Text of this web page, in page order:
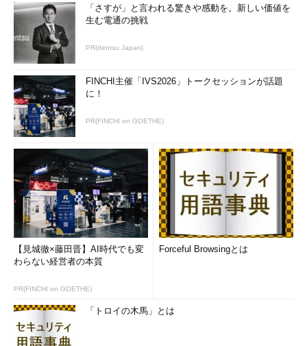
「さすが」と言われる驚きや感動を。新しい価値を
生む電通の挑戦
PR(dentsu Japan)
FINCHI主催「IVS2026」トークセッションが話題
に！
PR(FINCHI on GOETHE)
【見城徹×藤田晋】AI時代でも変
わらない経営者の本質
PR(FINCHI on GOETHE)
Forceful Browsingとは
「トロイの木馬」とは